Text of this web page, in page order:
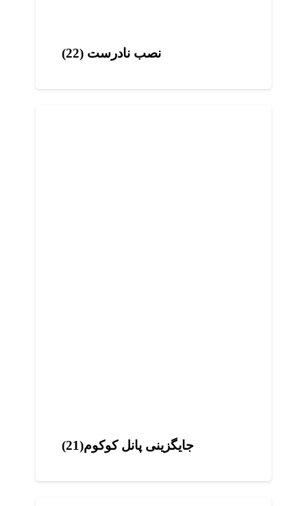
نصب نادرست (22)
جایگزینی پانل کوکوم(21)